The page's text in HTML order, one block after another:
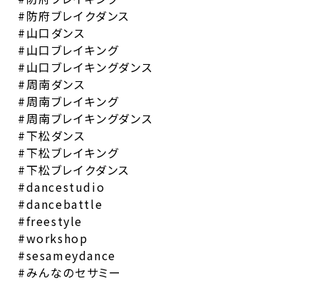
#防府ブレイクダンス
#山口ダンス
#山口ブレイキング
#山口ブレイキングダンス
#周南ダンス
#周南ブレイキング
#周南ブレイキングダンス
#下松ダンス
#下松ブレイキング
#下松ブレイクダンス
#dancestudio
#dancebattle
#freestyle
#workshop
#sesameydance
#みんなのセサミー